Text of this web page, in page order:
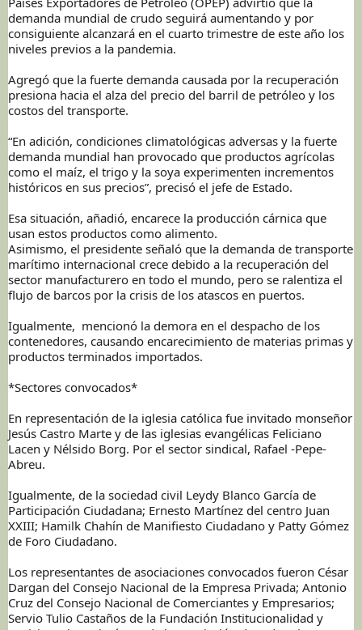
demanda mundial de crudo seguirá aumentando y por
consiguiente alcanzará en el cuarto trimestre de este año los
niveles previos a la pandemia.
Agregó que la fuerte demanda causada por la recuperación
presiona hacia el alza del precio del barril de petróleo y los
costos del transporte.
“En adición, condiciones climatológicas adversas y la fuerte
demanda mundial han provocado que productos agrícolas
como el maíz, el trigo y la soya experimenten incrementos
históricos en sus precios”, precisó el jefe de Estado.
Esa situación, añadió, encarece la producción cárnica que
usan estos productos como alimento.
Asimismo, el presidente señaló que la demanda de transporte
marítimo internacional crece debido a la recuperación del
sector manufacturero en todo el mundo, pero se ralentiza el
flujo de barcos por la crisis de los atascos en puertos.
Igualmente, mencionó la demora en el despacho de los
contenedores, causando encarecimiento de materias primas y
productos terminados importados.
*Sectores convocados*
En representación de la iglesia católica fue invitado monseñor
Jesús Castro Marte y de las iglesias evangélicas Feliciano
Lacen y Nélsido Borg. Por el sector sindical, Rafael -Pepe-
Abreu.
Igualmente, de la sociedad civil Leydy Blanco García de
Participación Ciudadana; Ernesto Martínez del centro Juan
XXIII; Hamilk Chahín de Manifiesto Ciudadano y Patty Gómez
de Foro Ciudadano.
Los representantes de asociaciones convocados fueron César
Dargan del Consejo Nacional de la Empresa Privada; Antonio
Cruz del Consejo Nacional de Comerciantes y Empresarios;
Servio Tulio Castaños de la Fundación Institucionalidad y